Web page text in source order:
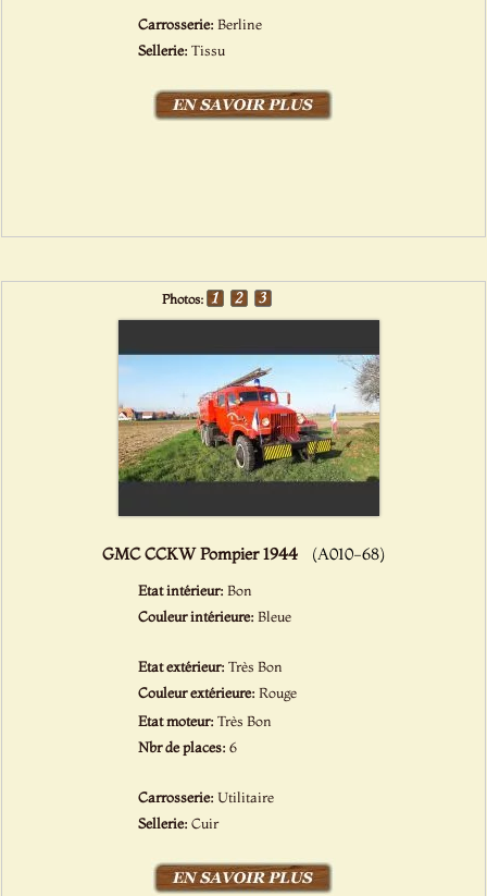
Carrosserie:Berline
Sellerie:Tissu
Photos:
GMC CCKW Pompier 1944 (A010-68)
Etat intérieur:Bon
Couleur intérieure:Bleue
Etat extérieur:Très Bon
Couleur extérieure:Rouge
Etat moteur:Très Bon
Nbr de places:6
Carrosserie:Utilitaire
Sellerie:Cuir